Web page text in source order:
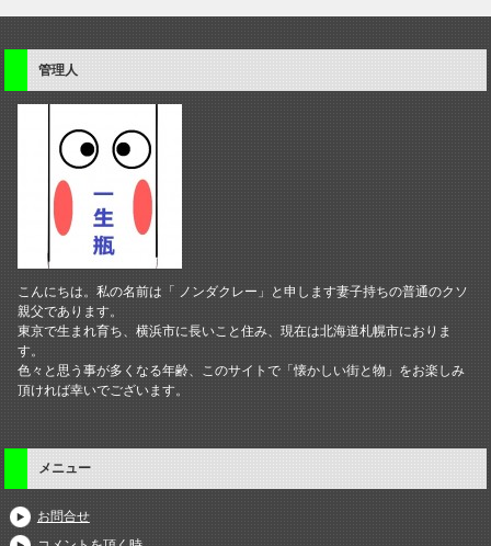
管理人
こんにちは。私の名前は「 ノンダクレー」と申します妻子持ちの普通のクソ
親父であります。
東京で生まれ育ち、横浜市に長いこと住み、現在は北海道札幌市におりま
す。
色々と思う事が多くなる年齢、このサイトで「懐かしい街と物」をお楽しみ
頂ければ幸いでございます。
メニュー
お問合せ